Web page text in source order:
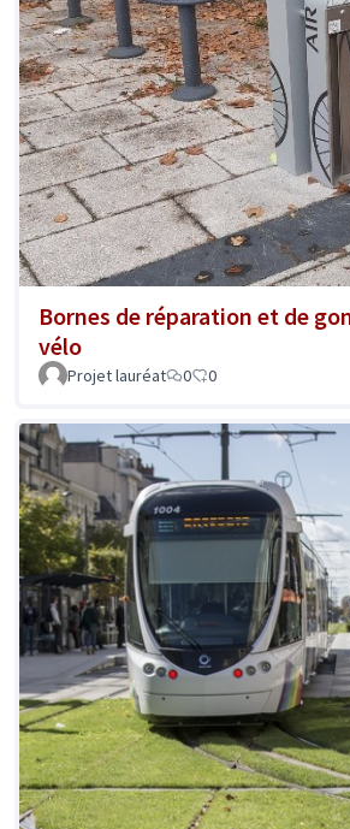
Bornes de réparation et de
vélo
Projet lauréat 0 0